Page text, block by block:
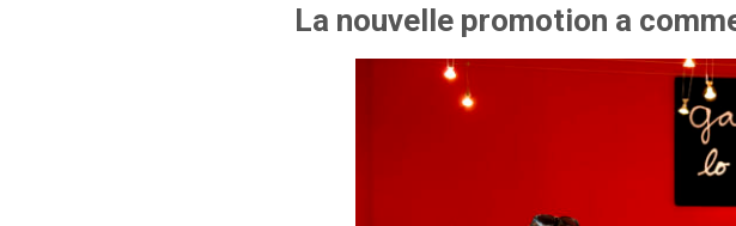
La nouvelle promotion a